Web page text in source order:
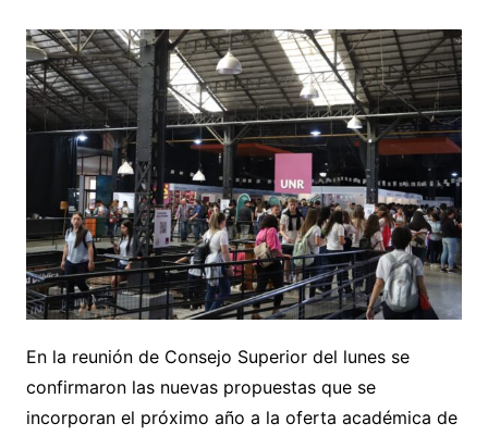
En la reunión de Consejo Superior del lunes se
confirmaron las nuevas propuestas que se
incorporan el próximo año a la oferta académica de